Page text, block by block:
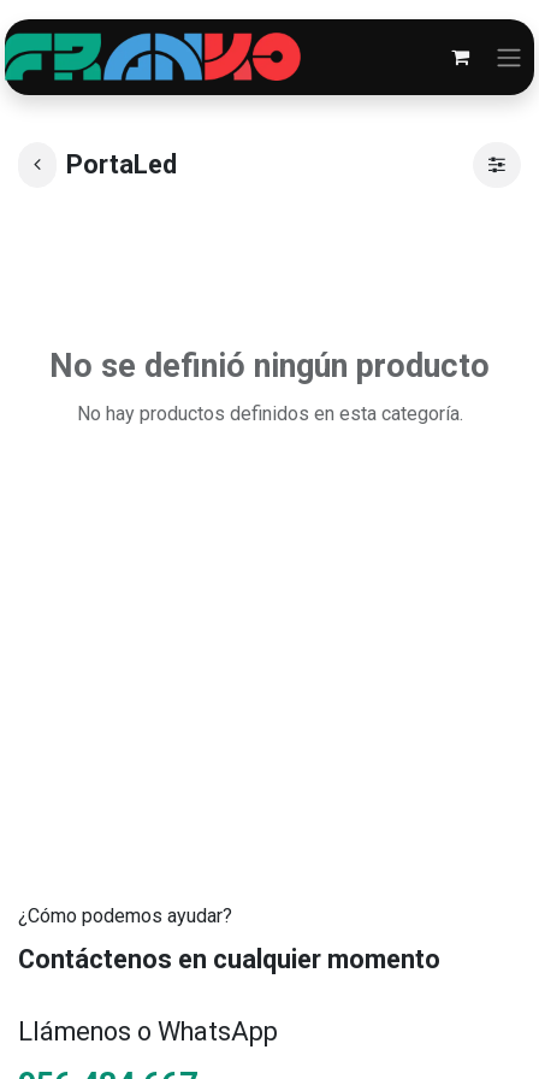
PortaLed
No se definió ningún producto
No hay productos definidos en esta categoría.
¿Cómo podemos ayudar?
Contáctenos en cualquier momento
Llámenos o WhatsApp